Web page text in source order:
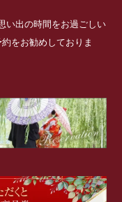
い出の時間をお過ごしい
をお勧めしておりま